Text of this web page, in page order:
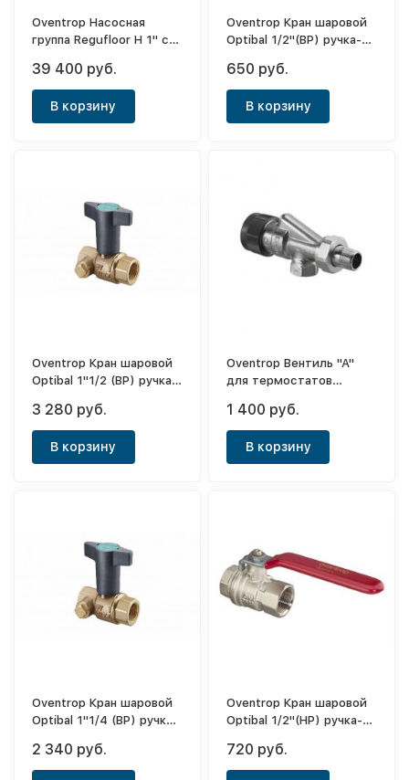
Oventrop Насосная
группа Regufloor H 1" с
39 400 руб.
В корзину
Oventrop Кран шаровой
Optibal 1/2"(ВР) ручка-
алюм.)
650 руб.
В корзину
Oventrop Кран шаровой
Optibal 1"1/2 (ВР) ручка-
3 280 руб.
В корзину
Oventrop Вентиль "А"
для термостатов
½"
1 400 руб.
В корзину
Oventrop Кран шаровой
Optibal 1"1/4 (ВР) ручка-
2 340 руб.
Oventrop Кран шаровой
Optibal 1/2"(НР) ручка-
алюм.)
720 руб.